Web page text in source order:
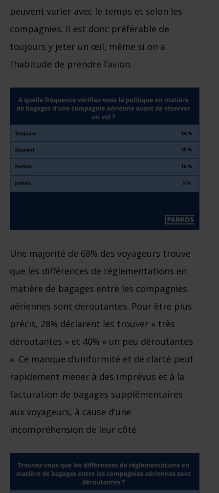
peuvent varier avec le temps et selon les
compagnies. Il est donc préférable de
toujours y jeter un œil, même si on a
l’habitude de prendre l’avion.
Une majorité de 68% des voyageurs trouve
que les différences de réglementations en
matière de bagages entre les compagnies
aériennes sont déroutantes. Pour être plus
précis, 28% déclarent les trouver « très
déroutantes » et 40% « un peu déroutantes
». Ce manque d’uniformité et de clarté peut
rapidement mener à des imprévus et à la
facturation de bagages supplémentaires
aux voyageurs, à cause d’une
incompréhension de leur côté.